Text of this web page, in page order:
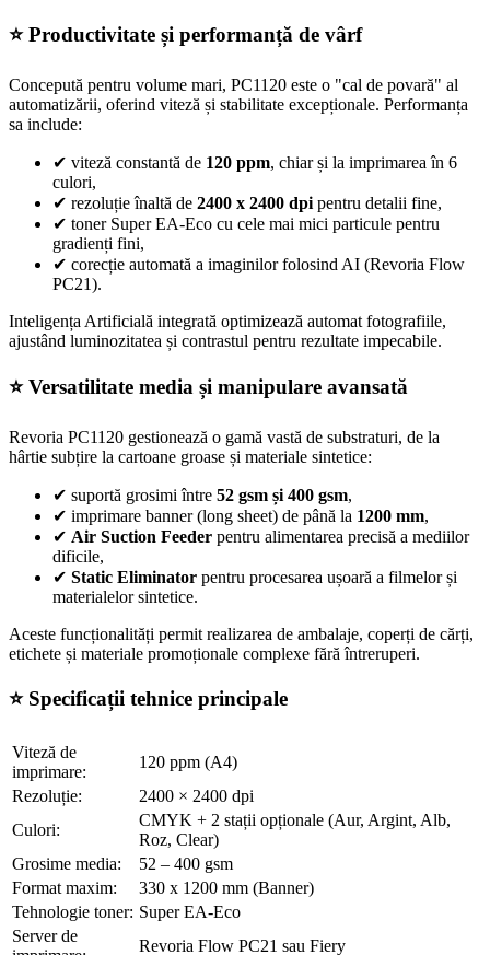
⭐ Productivitate și performanță de vârf
Concepută pentru volume mari, PC1120 este o "cal de povară" al
automatizării, oferind viteză și stabilitate excepționale. Performanța
sa include:
✔ viteză constantă de 120 ppm, chiar și la imprimarea în 6
culori,
✔ rezoluție înaltă de 2400 x 2400 dpi pentru detalii fine,
✔ toner Super EA-Eco cu cele mai mici particule pentru
gradienți fini,
✔ corecție automată a imaginilor folosind AI (Revoria Flow
PC21).
Inteligența Artificială integrată optimizează automat fotografiile,
ajustând luminozitatea și contrastul pentru rezultate impecabile.
⭐ Versatilitate media și manipulare avansată
Revoria PC1120 gestionează o gamă vastă de substraturi, de la
hârtie subțire la cartoane groase și materiale sintetice:
✔ suportă grosimi între 52 gsm și 400 gsm,
✔ imprimare banner (long sheet) de până la 1200 mm,
✔ Air Suction Feeder pentru alimentarea precisă a mediilor
dificile,
✔ Static Eliminator pentru procesarea ușoară a filmelor și
materialelor sintetice.
Aceste funcționalități permit realizarea de ambalaje, coperți de cărți,
etichete și materiale promoționale complexe fără întreruperi.
⭐ Specificații tehnice principale
Viteză de
imprimare:
120 ppm (A4)
Rezoluție:
2400 × 2400 dpi
Culori:
CMYK + 2 stații opționale (Aur, Argint, Alb,
Roz, Clear)
Grosime media:
52 – 400 gsm
Format maxim:
330 x 1200 mm (Banner)
Tehnologie toner: Super EA-Eco
Server de
Revoria Flow PC21 sau Fiery